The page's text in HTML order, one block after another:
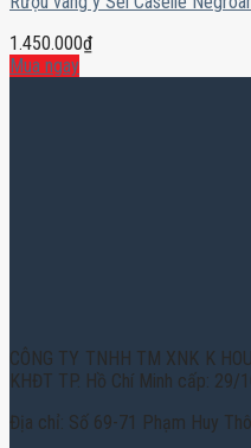
1.450.000₫
Mua ngay
CÔNG TY TNHH TM XNK K
KHĐT TP. Hồ Chí Minh cấp: 29/
Địa chỉ: Số 69-71 Phạm Huy